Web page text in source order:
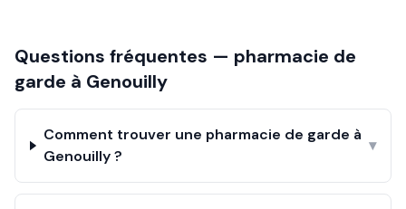
Questions fréquentes — pharmacie de
garde à Genouilly
Comment trouver une pharmacie de garde à
Genouilly ?
▾